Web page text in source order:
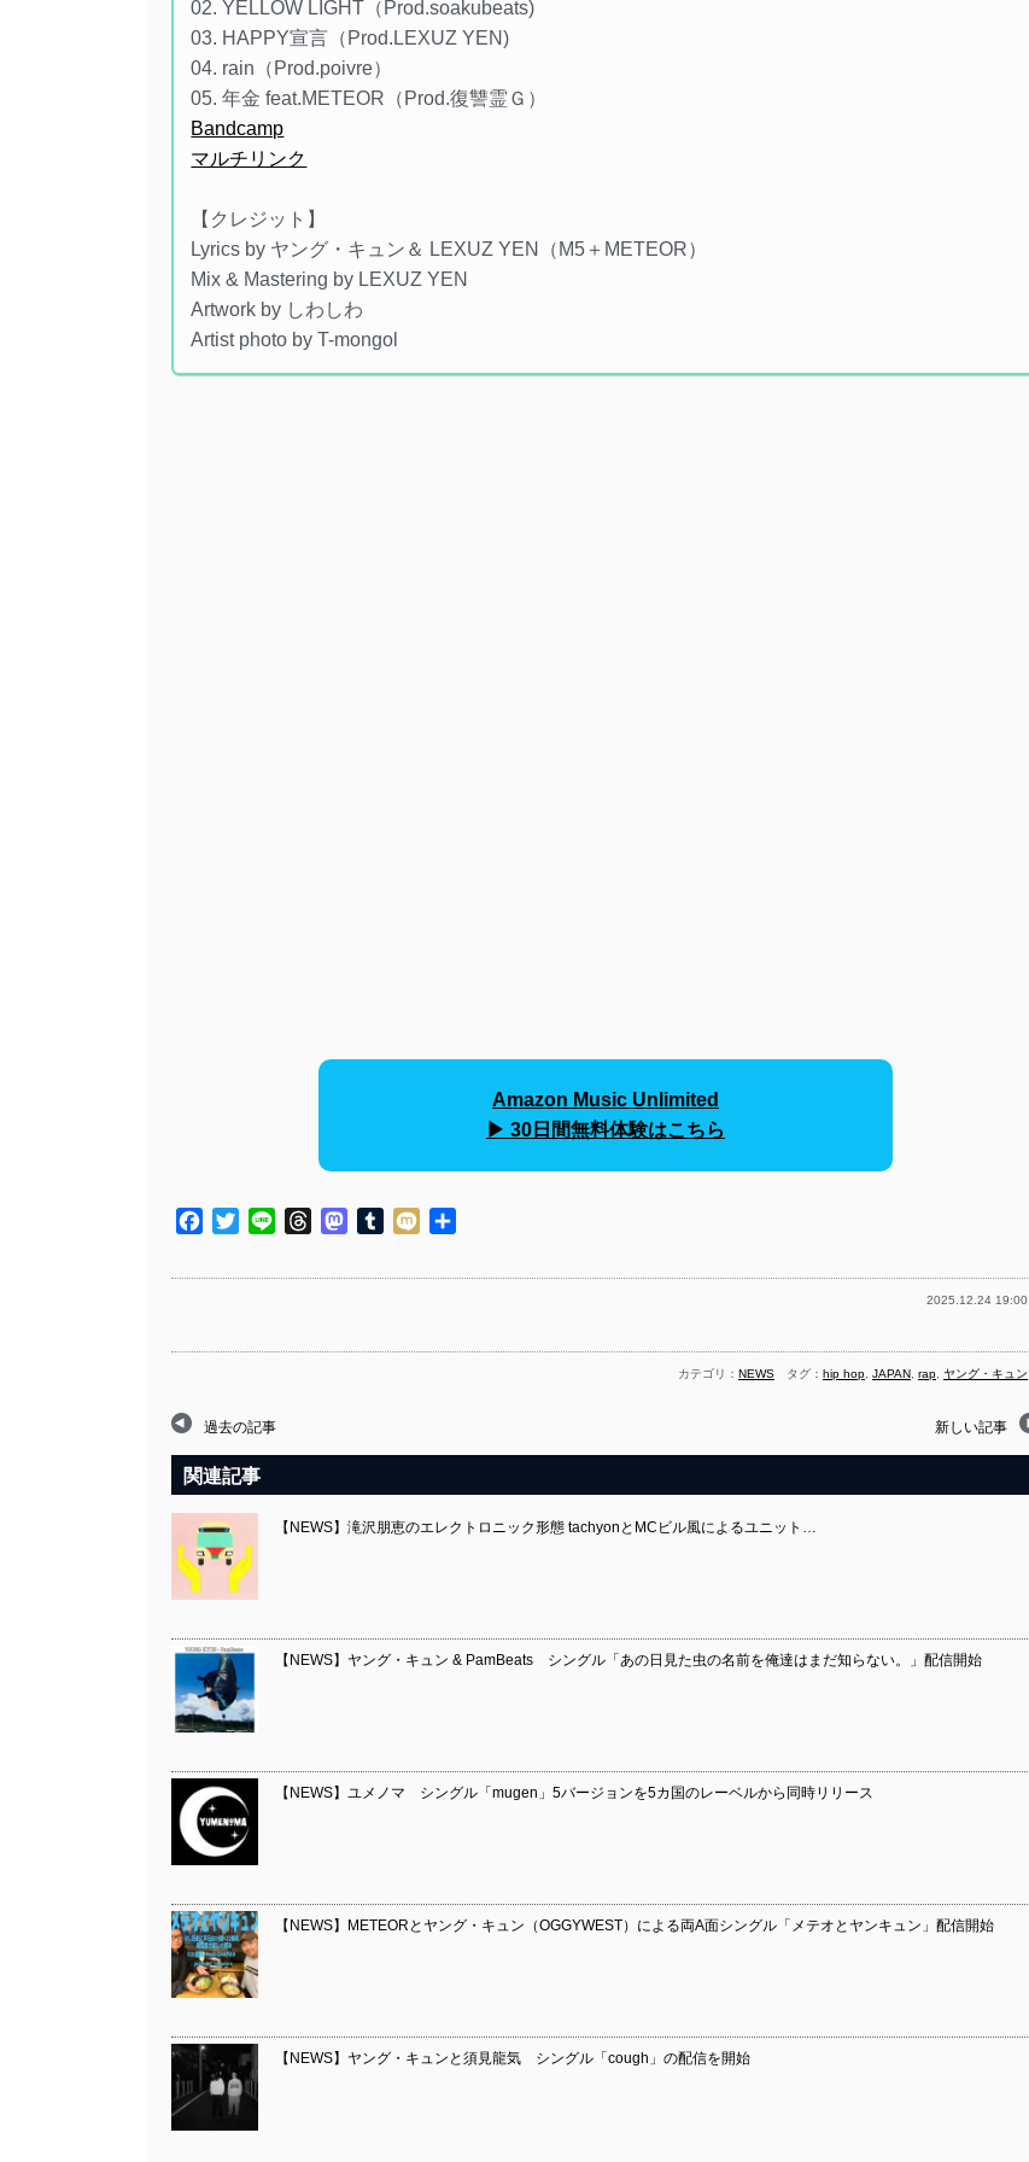
02. YELLOW LIGHT（Prod.soakubeats)
03. HAPPY宣言（Prod.LEXUZ YEN)
04. rain（Prod.poivre）
05. 年金 feat.METEOR（Prod.復讐霊Ｇ）
Bandcamp
マルチリンク
【クレジット】
Lyrics by ヤング・キュン＆ LEXUZ YEN（M5＋METEOR）
Mix & Mastering by LEXUZ YEN
Artwork by しわしわ
Artist photo by T-mongol
Amazon Music Unlimited
▶︎ 30日間無料体験はこちら
Facebook
TwitterLine ThreadsMastodon
TumblrMixi
2025.12.24 19:00
カテゴリ： NEWS タグ： hip hop JAPAN rap ヤング・キュン
過去の記事 新しい記事
関連記事
【NEWS】滝沢朋恵のエレクトロニック形態 tachyonとMCビル風によるユニット…
【NEWS】ヤング・キュン & PamBeats シングル「あの日見た虫の名前を俺達はまだ知らない。」配信開始
【NEWS】ユメノマ シングル「mugen」5バージョンを5カ国のレーベルから同時リリース
【NEWS】METEORとヤング・キュン（OGGYWEST）による両A面シングル「メテオとヤンキュン」配信開始
【NEWS】ヤング・キュンと須見龍気 シングル「cough」の配信を開始